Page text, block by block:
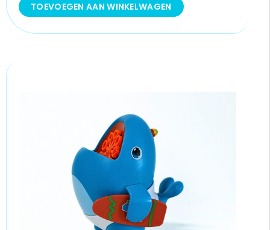
TOEVOEGEN AAN WINKELWAGEN